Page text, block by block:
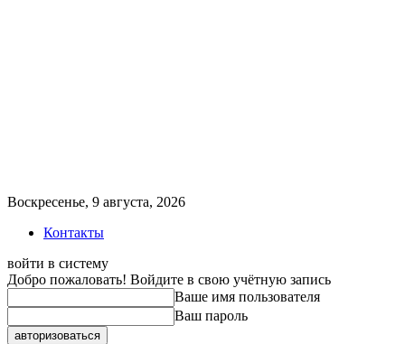
Воскресенье, 9 августа, 2026
Контакты
войти в систему
Добро пожаловать! Войдите в свою учётную запись
Ваше имя пользователя
Ваш пароль